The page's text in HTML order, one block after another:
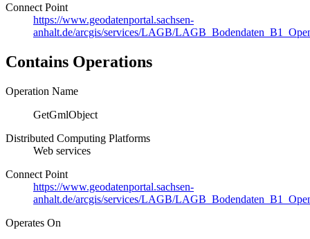
Connect Point
https://www.geodatenportal.sachsen-
anhalt.de/arcgis/services/LAGB/
Contains Operations
Operation Name
GetGmlObject
Distributed Computing Platforms
Web services
Connect Point
https://www.geodatenportal.sachsen-
anhalt.de/arcgis/services/LAGB/
Operates On